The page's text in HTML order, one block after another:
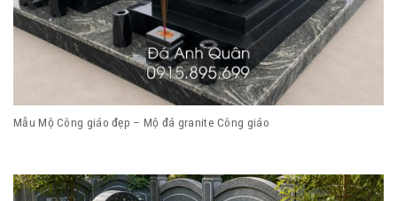
Mẫu Mộ Công giáo đẹp – Mộ đá granite Công giáo